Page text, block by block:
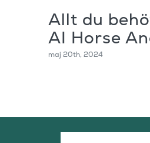
Allt du
AI Horse
maj 20th, 2024